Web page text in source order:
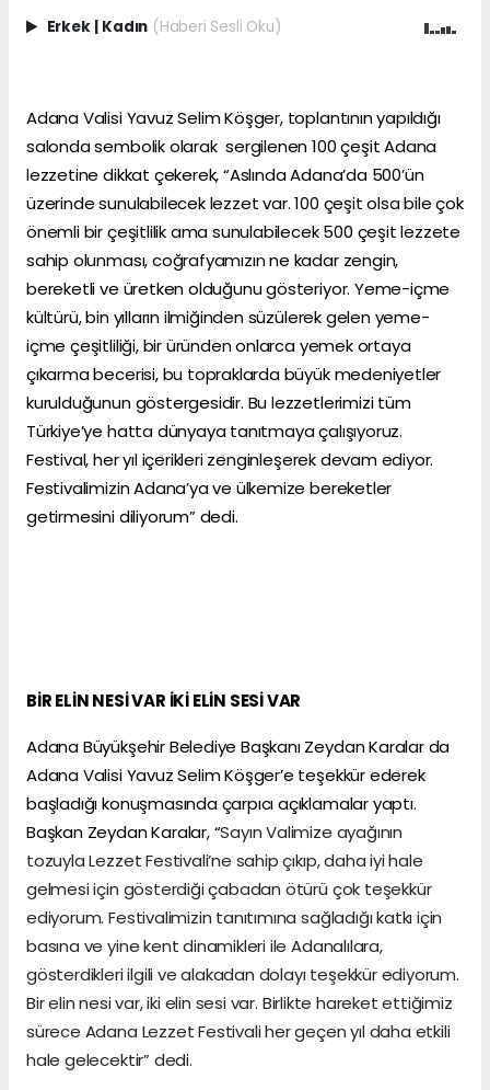
Erkek Kadın (Haberi Sesli Oku)
Adana Valisi Yavuz Selim Köşger, toplantının yapıldığı
salonda sembolik olarak sergilenen 100 çeşit Adana
lezzetine dikkat çekerek, “Aslında Adana’da 500’ün
üzerinde sunulabilecek lezzet var. 100 çeşit olsa bile çok
önemli bir çeşitlilik ama sunulabilecek 500 çeşit lezzete
sahip olunması, coğrafyamızın ne kadar zengin,
bereketli ve üretken olduğunu gösteriyor. Yeme-içme
kültürü, bin yılların ilmiğinden süzülerek gelen yeme-
içme çeşitliliği, bir üründen onlarca yemek ortaya
çıkarma becerisi, bu topraklarda büyük medeniyetler
kurulduğunun göstergesidir. Bu lezzetlerimizi tüm
Türkiye’ye hatta dünyaya tanıtmaya çalışıyoruz.
Festival, her yıl içerikleri zenginleşerek devam ediyor.
Festivalimizin Adana’ya ve ülkemize bereketler
getirmesini diliyorum” dedi.
BİR ELİN NESİ VAR İKİ ELİN SESİ VAR
Adana Büyükşehir Belediye Başkanı Zeydan Karalar da
Adana Valisi Yavuz Selim Köşger’e teşekkür ederek
başladığı konuşmasında çarpıcı açıklamalar yaptı.
Başkan Zeydan Karalar, “Sayın Valimize ayağının
tozuyla Lezzet Festivali’ne sahip çıkıp, daha iyi hale
gelmesi için gösterdiği çabadan ötürü çok teşekkür
ediyorum. Festivalimizin tanıtımına sağladığı katkı için
basına ve yine kent dinamikleri ile Adanalılara,
gösterdikleri ilgili ve alakadan dolayı teşekkür ediyorum.
Bir elin nesi var, iki elin sesi var. Birlikte hareket ettiğimiz
sürece Adana Lezzet Festivali her geçen yıl daha etkili
hale gelecektir” dedi.